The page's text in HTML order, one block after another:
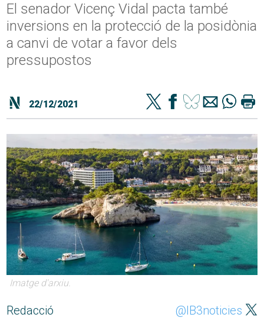
El senador Vicenç Vidal pacta també
inversions en la protecció de la posidònia
a canvi de votar a favor dels
pressupostos
22/12/2021
Imatge d'arxiu.
Redacció @IB3noticies